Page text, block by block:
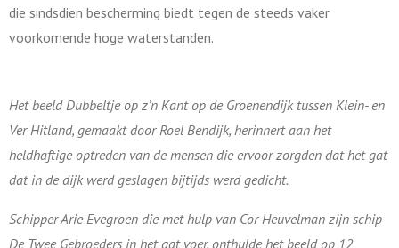
die sindsdien bescherming biedt tegen de steeds vaker
voorkomende hoge waterstanden.
Het beeld Dubbeltje op z’n Kant op de Groenendijk tussen Klein- en
Ver Hitland, gemaakt door Roel Bendijk, herinnert aan het
heldhaftige optreden van de mensen die ervoor zorgden dat het gat
dat in de dijk werd geslagen bijtijds werd gedicht.
Schipper Arie Evegroen die met hulp van Cor Heuvelman zijn schip
De Twee Gebroeders in het gat voer, onthulde het beeld op 12